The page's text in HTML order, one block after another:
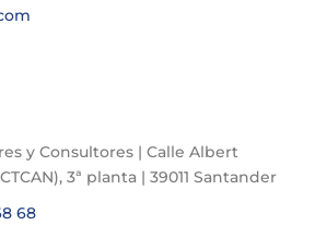
y Consultores | Calle Albert
3ª planta | 39011 Santander
68